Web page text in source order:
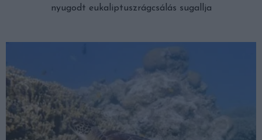
nyugodt eukaliptuszrágcsálás sugallja